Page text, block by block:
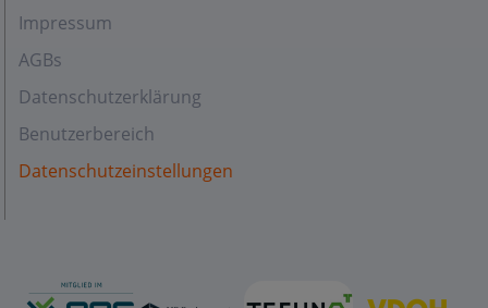
Impressum
AGBs
Datenschutzerklärung
Benutzerbereich
Datenschutzeinstellungen